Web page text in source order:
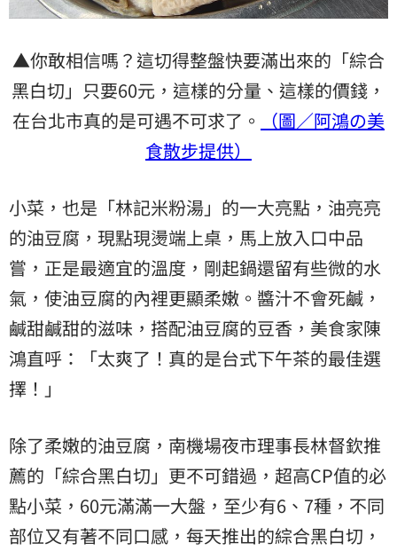
▲你敢相信嗎？這切得整盤快要滿出來的「綜合
黑白切」只要60元，這樣的分量、這樣的價錢，
在台北市真的是可遇不可求了。
（圖／阿鴻の美
食散步提供）
小菜，也是「林記米粉湯」的一大亮點，油亮亮
的油豆腐，現點現燙端上桌，馬上放入口中品
嘗，正是最適宜的溫度，剛起鍋還留有些微的水
氣，使油豆腐的內裡更顯柔嫩。醬汁不會死鹹，
鹹甜鹹甜的滋味，搭配油豆腐的豆香，美食家陳
鴻直呼：「太爽了！真的是台式下午茶的最佳選
擇！」
除了柔嫩的油豆腐，南機場夜市理事長林督欽推
薦的「綜合黑白切」更不可錯過，超高CP值的必
點小菜，60元滿滿一大盤，至少有6、7種，不同
部位又有著不同口感，每天推出的綜合黑白切，